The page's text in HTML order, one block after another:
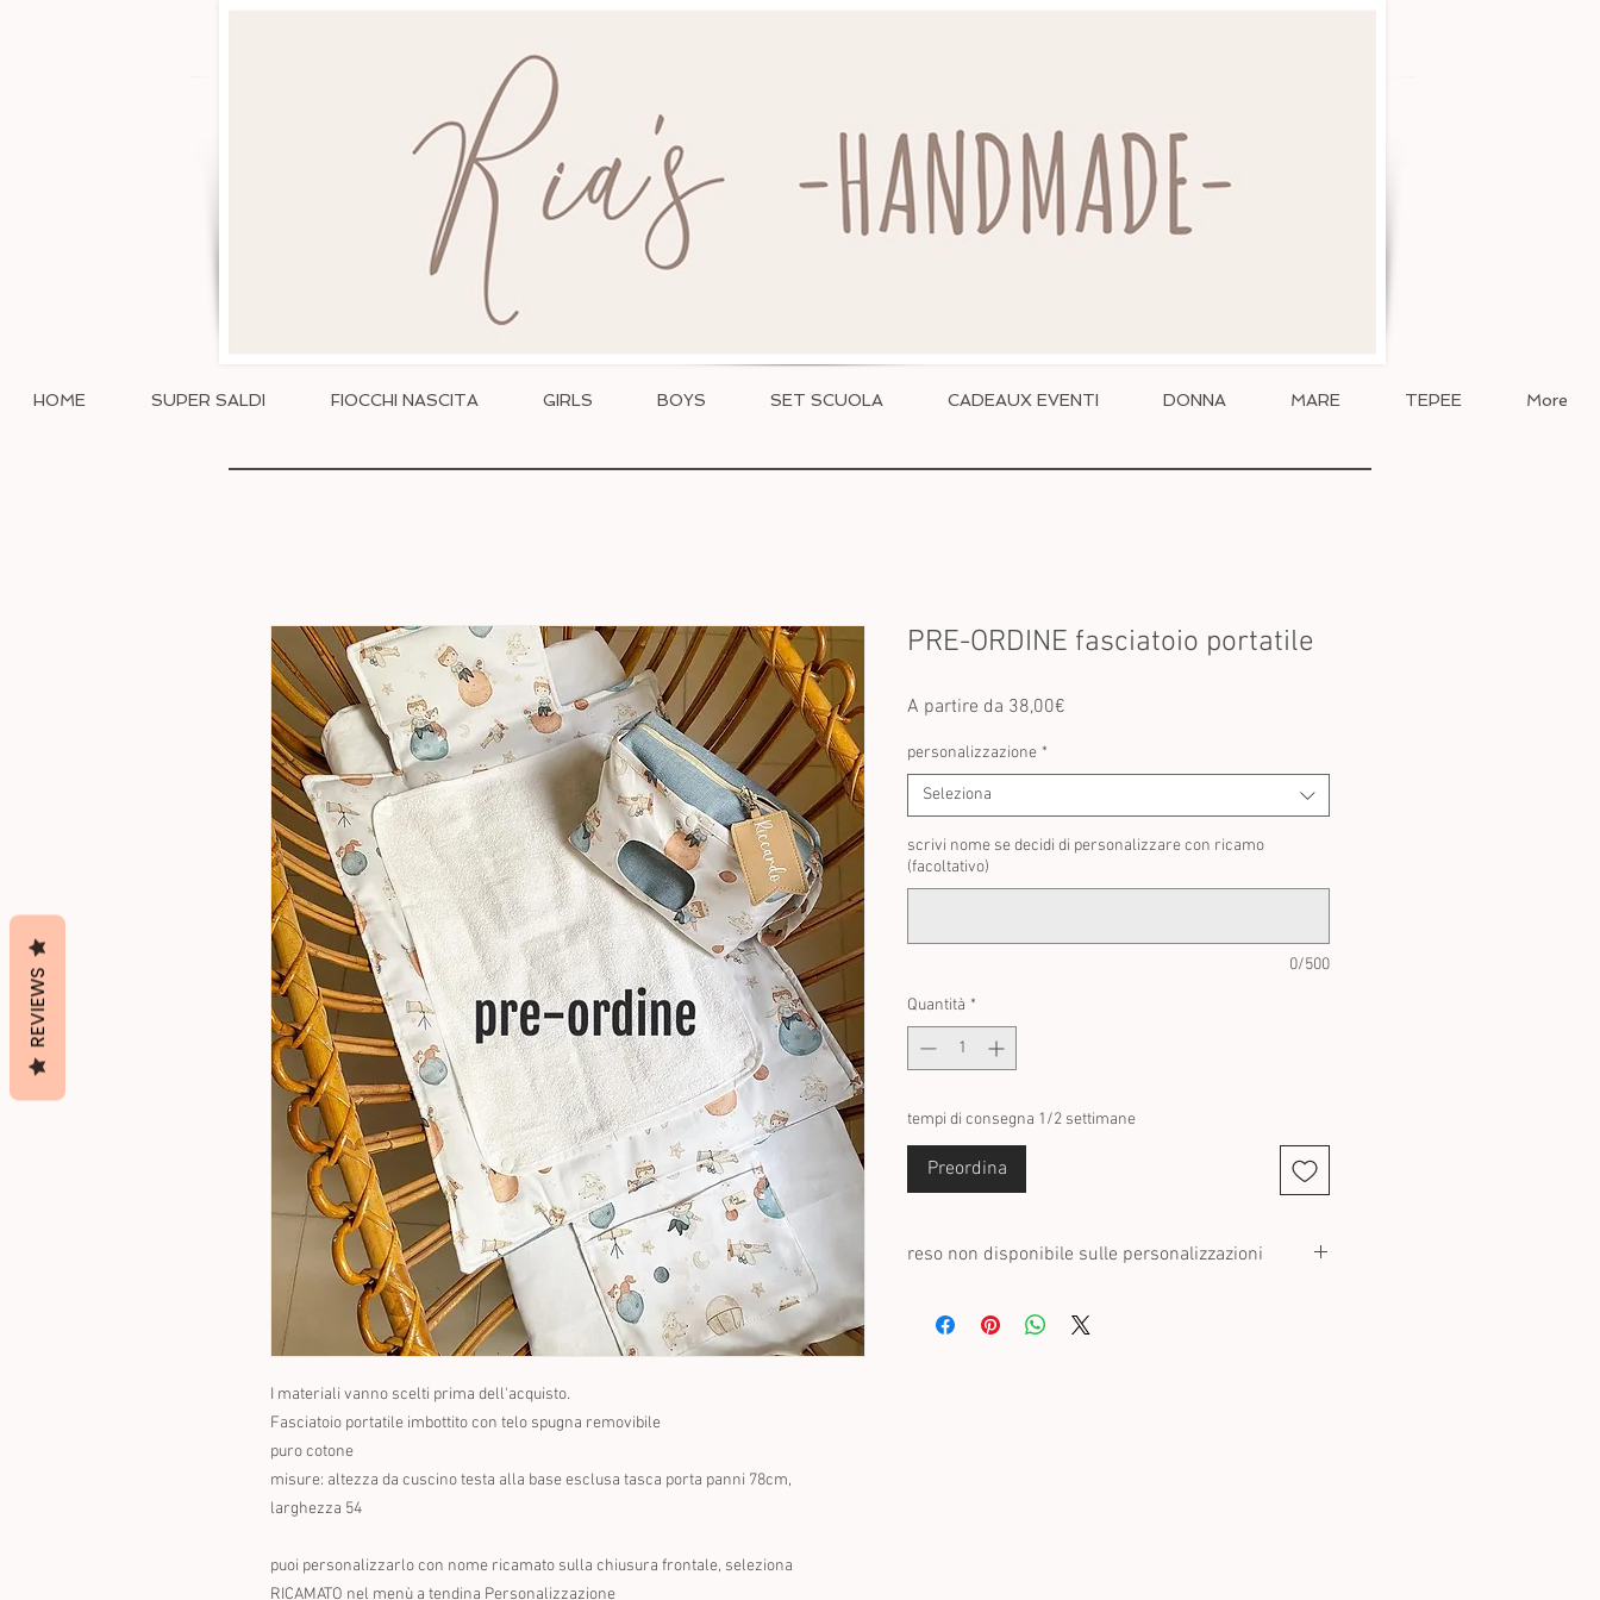
HOME SUPER SALDI FIOCCHI NASCITA GIRLS BOYS SET SCUOLA CADEAUX EVENTI DONNA MARE TEPEE More
I materiali vanno scelti prima dell'acquisto.
Fasciatoio portatile imbottito con telo spugna removibile
puro cotone
misure: altezza da cuscino testa alla base esclusa tasca porta panni 78cm,
larghezza 54
puoi personalizzarlo con nome ricamato sulla chiusura frontale, seleziona
RICAMATO nel menù a tendina Personalizzazione
PRE-ORDINE fasciatoio portatile
A partire da 38,00€
personalizzazione *
Seleziona
scrivi nome se decidi di personalizzare con ricamo
(facoltativo)
0/500
Quantità *
tempi di consegna 1/2 settimane
Preordina
reso non disponibile sulle personalizzazioni
recesso legale e dalle politiche di reso, il che significa che
REVIEWS